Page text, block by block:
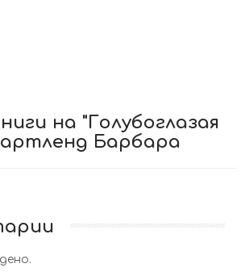
на "Голубоглазая
Барбара